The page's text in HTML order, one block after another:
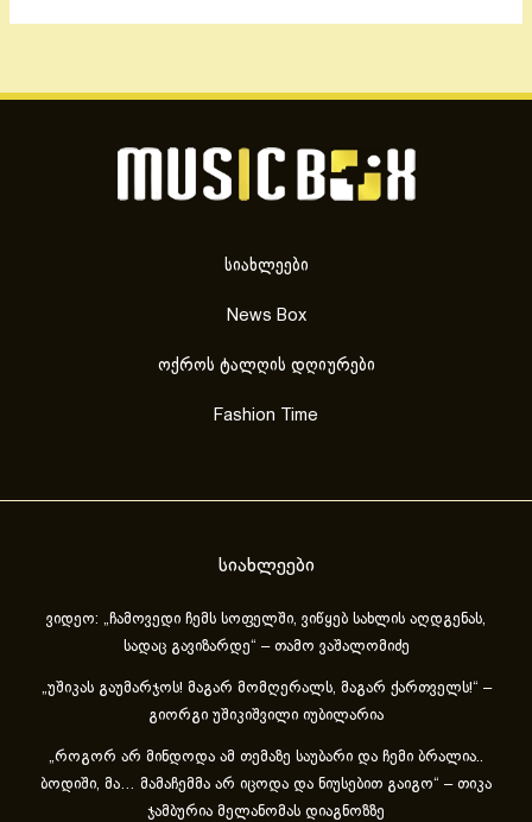
სიახლეები
News Box
ოქროს ტალღის დღიურები
Fashion Time
სიახლეები
ვიდეო: „ჩამოვედი ჩემს სოფელში, ვიწყებ სახლის აღდგენას,
სადაც გავიზარდე“ – თამო ვაშალომიძე
„უშიკას გაუმარჯოს! მაგარ მომღერალს, მაგარ ქართველს!“ –
გიორგი უშიკიშვილი იუბილარია
„როგორ არ მინდოდა ამ თემაზე საუბარი და ჩემი ბრალია..
ბოდიში, მა… მამაჩემმა არ იცოდა და ნიუსებით გაიგო“ – თიკა
ჯამბურია მელანომას დიაგნოზზე